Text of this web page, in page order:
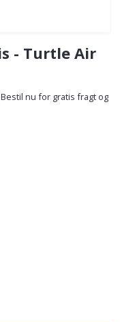
- Turtle Air
nu for gratis fragt og